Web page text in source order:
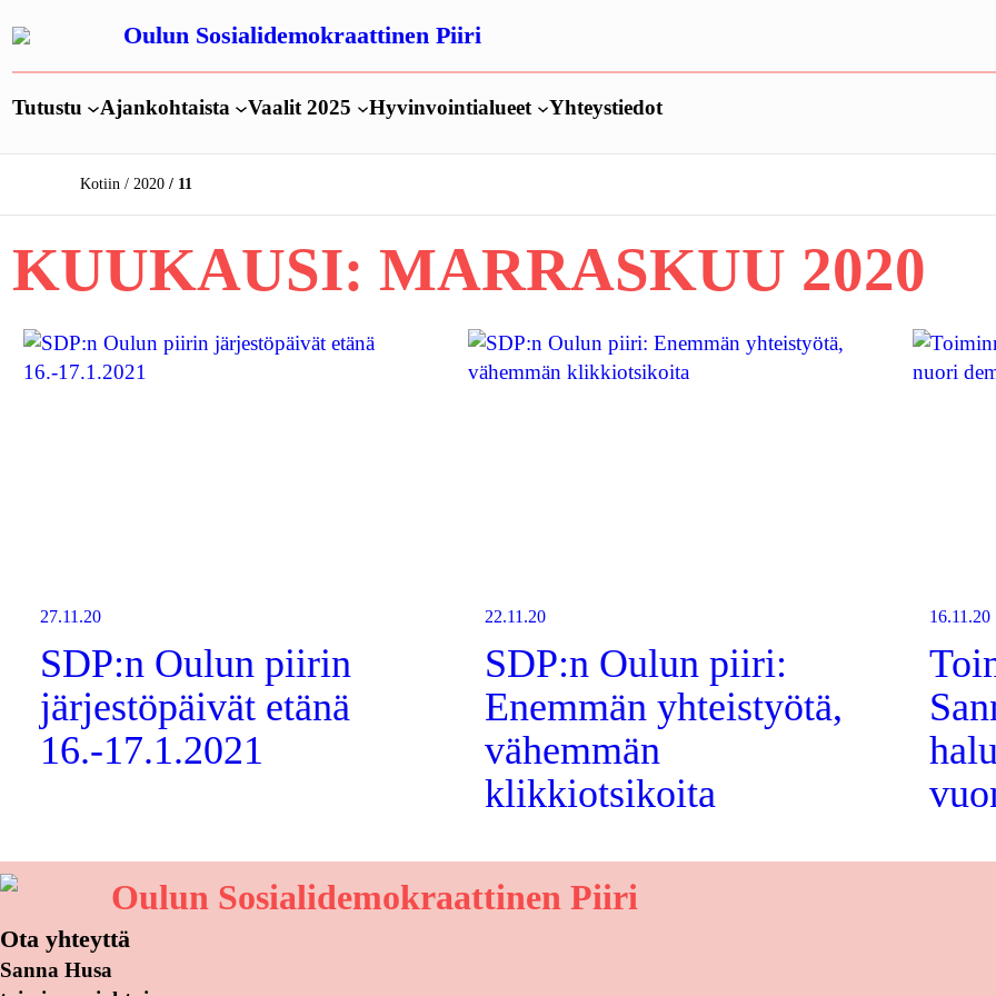
sisältöön
Oulun Sosialidemokraattinen Piiri
Tutustu Ajankohtaista Vaalit 2025 Hyvinvointialueet Yhteystiedot
Kotiin 2020 11
KUUKAUSI: MARRASKUU 2020
27.11.20
SDP:n Oulun piirin
järjestöpäivät etänä
16.-17.1.2021
22.11.20
SDP:n Oulun piiri:
Enemmän yhteistyötä,
vähemmän
klikkiotsikoita
16.11.20
Oulun Sosialidemokraattinen Piiri
Ota yhteyttä
Sanna Husa